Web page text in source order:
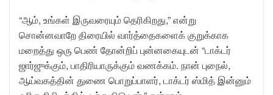
“ஆம், உங்கள் இருவரையும் தெரிகிறது,” என்று
சொன்னவாறே திரையில் வார்த்தைகளைக் குறுக்காக
மறைத்து ஒரு பெண் தோன்றிப் புன்னகையுடன் “டாக்டர்
ஜார்ஜுக்கும், பாதிரியாருக்கும் வணக்கம். நான் புநைல்,
ஆய்வகத்தின் துணை பொறுப்பாளர், டாக்டர் ஸ்மித் இன்னும்